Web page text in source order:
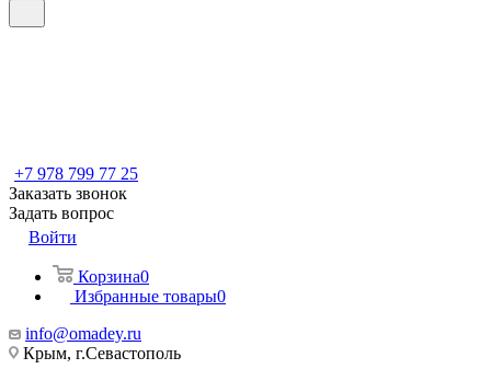
+7 978 799 77 25
Заказать звонок
Задать вопрос
Войти
Корзина0
Избранные товары0
info@omadey.ru
Крым, г.Севастополь